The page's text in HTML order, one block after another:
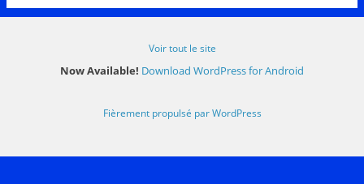
Voir tout le site
Now Available! Download WordPress for Android
Fièrement propulsé par WordPress